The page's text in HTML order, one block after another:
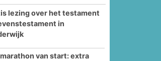
lezing over het testament
in
van start: extra